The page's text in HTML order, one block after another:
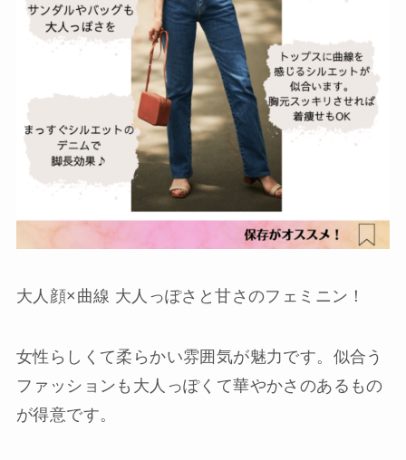
大人顔×曲線 大人っぽさと甘さのフェミニン！
女性らしくて柔らかい雰囲気が魅力です。似合う
ファッションも大人っぽくて華やかさのあるもの
が得意です。